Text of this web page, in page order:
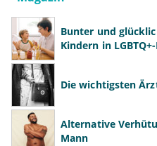
Bunter und
Kindern in
Die wichtigsten
Alternative
Mann